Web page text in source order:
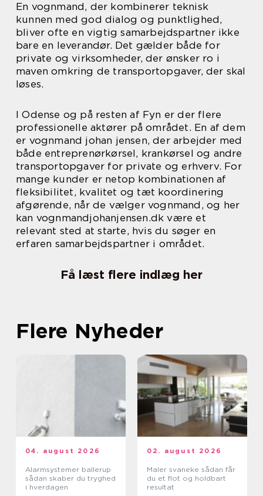
En vognmand, der kombinerer teknisk
kunnen med god dialog og punktlighed,
bliver ofte en vigtig samarbejdspartner ikke
bare en leverandør. Det gælder både for
private og virksomheder, der ønsker ro i
maven omkring de transportopgaver, der skal
løses.
I Odense og på resten af Fyn er der flere
professionelle aktører på området. En af dem
er vognmand johan jensen, der arbejder med
både entreprenørkørsel, krankørsel og andre
transportopgaver for private og erhverv. For
mange kunder er netop kombinationen af
fleksibilitet, kvalitet og tæt koordinering
afgørende, når de vælger vognmand, og her
kan vognmandjohanjensen.dk være et
relevant sted at starte, hvis du søger en
erfaren samarbejdspartner i området.
Få læst flere indlæg her
Flere Nyheder
04. august 2026
Alarmsystemer ballerup
sådan skaber du tryghed
i hverdagen
02. august 2026
Maler svaneke sådan får
du et flot og holdbart
resultat